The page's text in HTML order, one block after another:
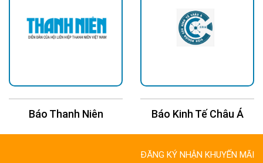
Báo Thanh Niên Báo Kinh Tế Châu Á
ĐĂNG KÝ NHẬN KHUYẾN MÃI